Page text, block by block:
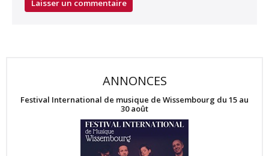
ANNONCES
Festival International de musique de Wissembourg du 15 au
30 août